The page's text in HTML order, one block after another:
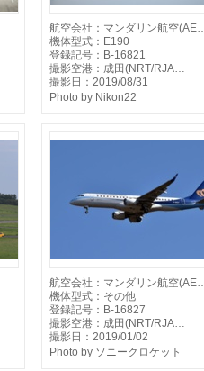
航空会社：マンダリン航空
機体型式：E190
登録記号：B-16821
撮影空港：成田(NRT/RJA…
撮影日：2019/08/31
Photo by Nikon22
航空会社：マンダリン航空
機体型式：その他
登録記号：B-16827
撮影空港：成田(NRT/RJA…
撮影日：2019/01/02
Photo by ソニークロケット